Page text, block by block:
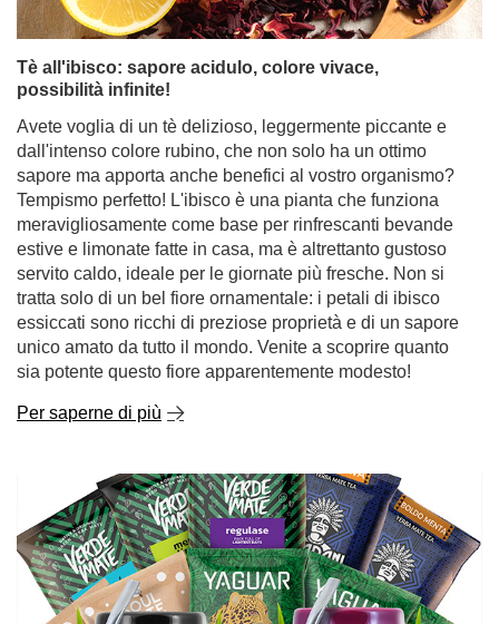
Tè all'ibisco: sapore acidulo, colore vivace,
possibilità infinite!
Avete voglia di un tè delizioso, leggermente piccante e
dall'intenso colore rubino, che non solo ha un ottimo
sapore ma apporta anche benefici al vostro organismo?
Tempismo perfetto! L'ibisco è una pianta che funziona
meravigliosamente come base per rinfrescanti bevande
estive e limonate fatte in casa, ma è altrettanto gustoso
servito caldo, ideale per le giornate più fresche. Non si
tratta solo di un bel fiore ornamentale: i petali di ibisco
essiccati sono ricchi di preziose proprietà e di un sapore
unico amato da tutto il mondo. Venite a scoprire quanto
sia potente questo fiore apparentemente modesto!
Per saperne di più